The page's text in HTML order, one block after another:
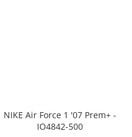
NIKE Air Force 1 '07 Prem+ -
IO4842-500